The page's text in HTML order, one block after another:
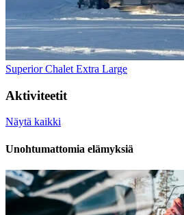
Superior Chalet Extra Large
Aktiviteetit
Näytä kaikki
Unohtumattomia elämyksiä